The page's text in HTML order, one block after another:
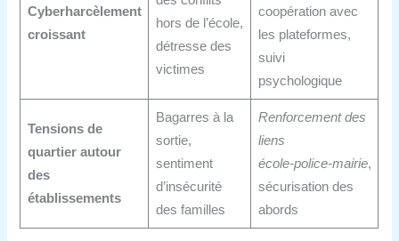
Cyberharcèlement
croissant
hors de l’école,
détresse des
victimes
coopération avec
les plateformes,
suivi
psychologique
Tensions de
quartier autour
des
établissements
Bagarres à la
sortie,
sentiment
d’insécurité
des familles
Renforcement des
liens
école‑police‑mairie,
sécurisation des
abords